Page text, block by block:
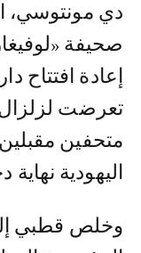
دي مونتوسي،
صحيفة
إعادة افتتاح
متحفين
اليهودية
وخلص قطبي